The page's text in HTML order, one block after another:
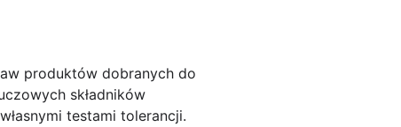
produktów dobranych do
składników
testami tolerancji.